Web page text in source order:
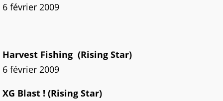
6 février 2009
Harvest Fishing (Rising Star)
6 février 2009
XG Blast ! (Rising Star)